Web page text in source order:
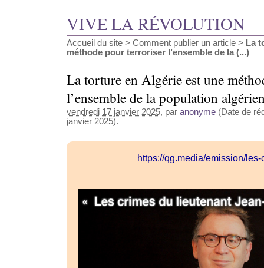
VIVE LA RÉVOLUTION
Accueil du site > Comment publier un article > La
méthode pour terroriser l’ensemble de la (...)
La torture en Algérie est une
l’ensemble de la population
vendredi 17 janvier 2025, par anonyme (Date de
janvier 2025).
https://qg.media/emission/